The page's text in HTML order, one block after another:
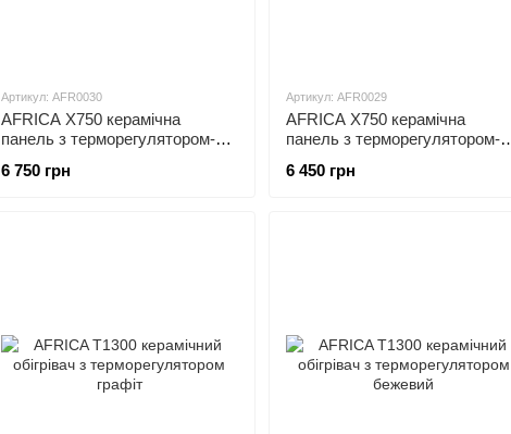
Артикул: AFR0030
AFRICA X750 керамічна
панель з терморегулятором-
6 750 грн
Артикул: AFR0029
AFRICA X750 керамічна
панель з терморегулятором-
6 450 грн